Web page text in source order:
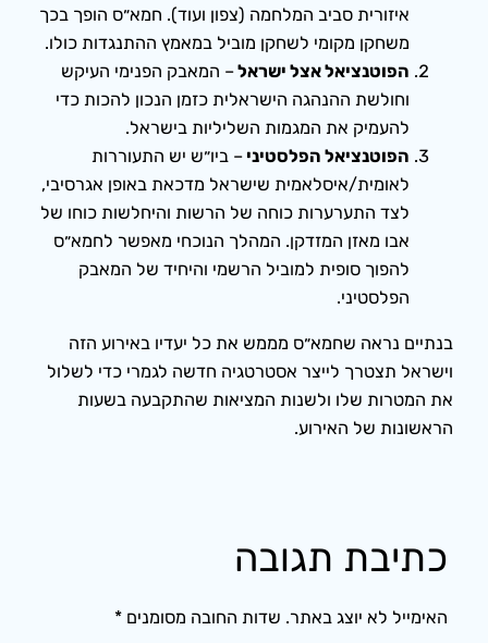
איזורית סביב המלחמה (צפון ועוד). חמא״ס הופך בכך
משחקן מקומי לשחקן מוביל במאמץ ההתנגדות כולו.
הפוטנציאל אצל ישראל– המאבק הפנימי העיקש
וחולשת ההנהגה הישראלית כזמן הנכון להכות כדי
להעמיק את המגמות השליליות בישראל.
הפוטנציאל הפלסטיני – ביו״ש יש התעוררות
לאומית/איסלאמית שישראל מדכאת באופן אגרסיבי,
לצד התערערות כוחה של הרשות והיחלשות כוחו של
אבו מאזן המזדקן. המהלך הנוכחי מאפשר לחמא״ס
להפוך סופית למוביל הרשמי והיחיד של המאבק
הפלסטיני.
בנתיים נראה שחמא״ס מממש את כל יעדיו באירוע הזה
וישראל תצטרך לייצר אסטרטגיה חדשה לגמרי כדי לשלול
את המטרות שלו ולשנות המציאות שהתקבעה בשעות
הראשונות של האירוע.
כתיבת תגובה
האימייל לא יוצג באתר. שדות החובה מסומנים *